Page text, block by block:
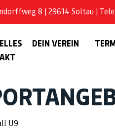
8 | 29614 Soltau |
DEIN VEREIN
U9